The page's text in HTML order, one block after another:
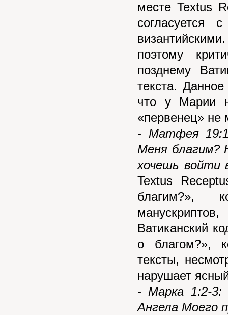
месте Textus
поэтому
позднему
текста.
что у Марии
«первенец» не
- Матфея
Меня благим?
хочешь войти
Textus
благим?»,
Ватиканский
о благом?»,
тексты,
нарушает
- Марка 1:2-3:
Ангела Моего